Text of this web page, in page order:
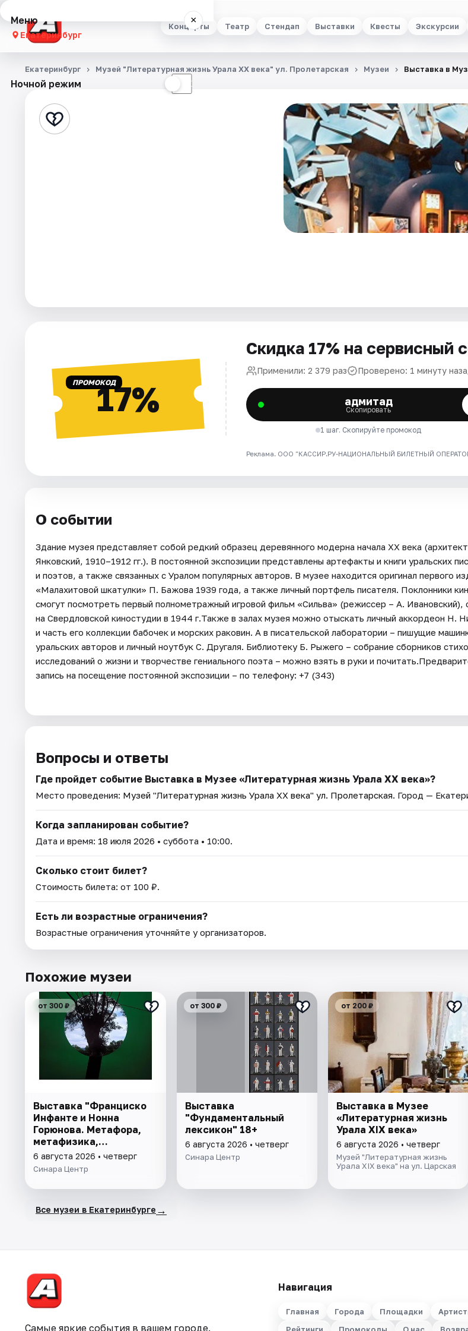
Концерты Театр Стендап Выставки Квесты Экскурсии
Меню ×
Екатеринбург
Концерты
Стендап
Рейтинги
Ночной режим ☾
Екатеринбург Музей "Литературная жизнь Урала XX века" ул. Пролетарская Музеи Выставка в
ПРОМОКОД17%
Скидка 17% на сервисный
Применили: 2 379 раз Проверено: 1 минуту
адмитад
Скопировать
1 шаг. Скопируйте промокод
Реклама. ООО "КАССИР.РУ-НАЦИОНАЛЬНЫЙ БИЛЕТНЫЙ
О событии
Здание музея представляет собой редкий образец деревянного модерна начала XX века
Янковский, 1910–1912 гг.). В постоянной экспозиции представлены артефакты и книги уральских
и поэтов, а также связанных с Уралом популярных авторов. В музее находится оригинал первого
«Малахитовой шкатулки» П. Бажова 1939 года, а также личный портфель писателя. Поклонники
смогут посмотреть первый полнометражный игровой фильм «Сильва» (режиссер – А. Ивановский),
на Свердловской киностудии в 1944 г.Также в залах музея можно отыскать личный аккордеон Н.
и часть его коллекции бабочек и морских раковин. А в писательской лаборатории – пишущие
уральских авторов и личный ноутбук С. Другаля. Библиотеку Б. Рыжего – собрание сборников
исследований о жизни и творчестве гениального поэта – можно взять в руки и
запись на посещение постоянной экспозиции – по телефону: +7 (343)
Вопросы и ответы
Где пройдет событие Выставка в Музее «Литературная жизнь Урала ХХ века»?
Место проведения: Музей "Литературная жизнь Урала XX века" ул. Пролетарская. Город —
Когда запланирован событие?
Дата и время: 18 июля 2026 • суббота • 10:00.
Сколько стоит билет?
Стоимость билета: от 100 ₽.
Есть ли возрастные ограничения?
Возрастные ограничения уточняйте у организаторов.
Похожие музеи
от 300 ₽
Выставка "Франциско
Инфанте и Нонна
Горюнова. Метафора,
метафизика,
метаморфоза" 6+
6 августа 2026 • четверг
Синара Центр
от 300 ₽
Выставка
"Фундаментальный
лексикон" 18+
6 августа 2026 • четверг
Синара Центр
от 200 ₽
Выставка в Музее
«Литературная жизнь
Урала ХIХ века»
6 августа 2026 • четверг
Музей "Литературная жизнь
Урала XIX века" на ул. Царская
Все музеи в Екатеринбурге →
Самые яркие события в вашем городе.
Навигация
Главная Города Площадки